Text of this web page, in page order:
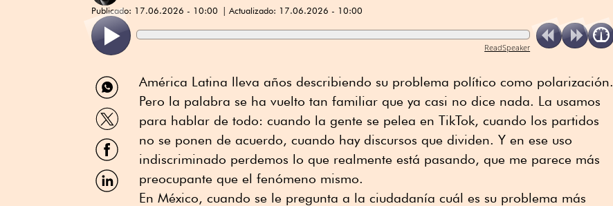
Publicado: 17.06.2026 - 10:00 Actualizado: 17.06.2026 - 10:00
ReadSpeaker
Compartir
por
WhatsApp
Compartir
por
Twitter
Compartir
por
Facebook
Compartir
por
América Latina lleva años describiendo su problema político como polarización.
Pero la palabra se ha vuelto tan familiar que ya casi no dice nada. La usamos
para hablar de todo: cuando la gente se pelea en TikTok, cuando los partidos
no se ponen de acuerdo, cuando hay discursos que dividen. Y en ese uso
indiscriminado perdemos lo que realmente está pasando, que me parece más
preocupante que el fenómeno mismo.
En México, cuando se le pregunta a la ciudadanía cuál es su problema más